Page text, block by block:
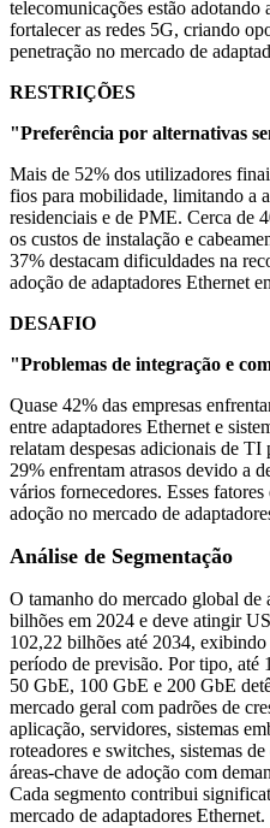
telecomunicações estão
fortalecer as redes 5G, criando
penetração no mercado de
RESTRIÇÕES
"Preferência por alternativas
Mais de 52% dos utilizadores
fios para mobilidade, limitando a
residenciais e de PME. Cerca de
os custos de instalação e
37% destacam dificuldades na
adoção de adaptadores Ethernet
DESAFIO
"Problemas de integração e
Quase 42% das empresas
entre adaptadores Ethernet e
relatam despesas adicionais de
29% enfrentam atrasos devido a
vários fornecedores. Esses
adoção no mercado de
Análise de Segmentação
O tamanho do mercado global de
bilhões em 2024 e deve atingir
102,22 bilhões até 2034,
período de previsão. Por tipo,
50 GbE, 100 GbE e 200 GbE
mercado geral com padrões de
aplicação, servidores, sistemas
roteadores e switches, sistemas
áreas-chave de adoção com
Cada segmento contribui
mercado de adaptadores Ethernet.